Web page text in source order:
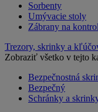
Sorbenty
Umývacie stoly
Zábrany na
Trezory, skrinky a
Zobraziť všetko v tejto
Bezpečnostná
Bezpečný
Schránky a